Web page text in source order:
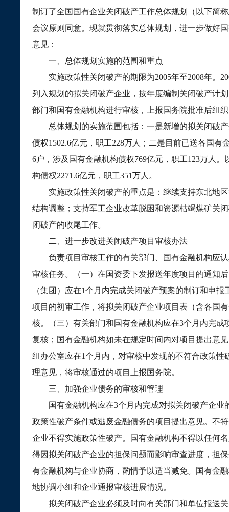
制订了全国国有企业关闭破产工作总体规划（以下简
会议原则同意。现就贯彻落实总体规划，进一步做好
意见：
一、总体规划实施的范围和重点
实施政策性关闭破产的期限为2005年至2008年。
列入规划的拟关闭破产企业，按年度编制关闭破产计
部门和国有金融机构进行审核，上报国务院批准后组
总体规划的实施范围包括：一是新增的拟关闭破产
债权1502.6亿元，职工228万人；二是目前已送各国有
6户，涉及国有金融机构债权769亿元，职工123万人。
构债权2271.6亿元，职工351万人。
实施政策性关闭破产的重点是：继续支持东北地区
结构调整；支持军工企业改革脱困和资源枯竭煤矿关
闭破产的收尾工作。
二、进一步改进关闭破产项目审核办法
负责项目审核工作的有关部门、国有金融机构应认
审核任务。（一）在国资委下发报送年度项目的通知
（集团）应在1个月内完成关闭破产预案的制订和申报
项目的初审工作，将拟关闭破产企业项目表（含各国
核。（三）有关部门和国有金融机构应在3个月内完成
复核；国有金融机构如未在规定时间内对项目提出意
组办公室应在1个月内，对审核中发现的不符合政策性
理意见，将审核通过的项目上报国务院。
三、加强企业债务的审核和管理
国有金融机构应在3个月内完成对拟关闭破产企业
政策性破产条件或逃废金融债务的项目提出意见。不
企业不得实施政策性破产。国有金融机构不得以任何
得因拟关闭破产企业的担保问题而影响审查进度，担
有金融机构与企业协商，酌情予以适当减免。国有金
地协调小组和企业通报审核进展情况。
拟关闭破产企业必须及时向有关部门和单位报送关